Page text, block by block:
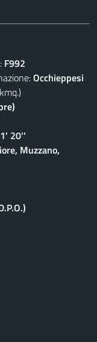
F992
Occhieppesi
20''
Muzzano,